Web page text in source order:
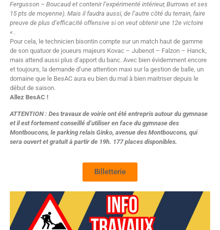
Fergusson – Boucaud et contenir l’expérimenté intérieur, Burrows et ses
15 pts de moyenne). Mais il faudra aussi, de l’autre côté du terrain, faire
preuve de plus d’efficacité offensive si on veut obtenir une 12e victoire
« .
Pour cela, le technicien bisontin compte sur un match haut de gamme
de son quatuor de joueurs majeurs Kovac – Jubenot – Falzon – Hanck,
mais attend aussi plus d’apport du banc. Avec bien évidemment encore
et toujours, la demande d’une attention maxi sur la gestion de balle, un
domaine que le BesAC aura eu bien du mal à bien maitriser depuis le
début de saison.
Allez BesAC !
ATTENTION : Des travaux de voirie ont été entrepris autour du gymnase
et il est fortement conseillé d’utiliser en face du gymnase des
Montboucons, le parking relais Ginko, avenue des Montboucons, qui
sera ouvert et gratuit à partir de 19h. 177 places disponibles.
Billetterie